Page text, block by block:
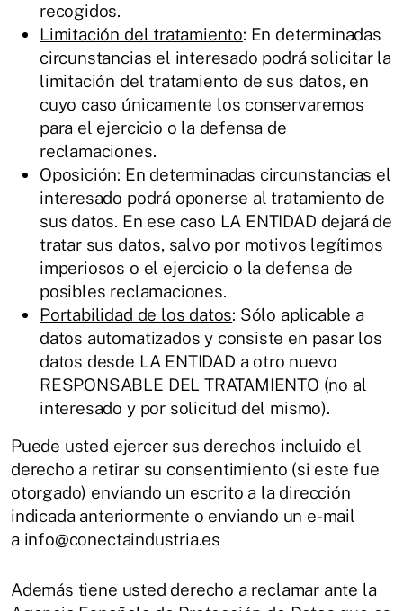
recogidos.
Limitación del tratamiento: En determinadas
circunstancias el interesado podrá solicitar la
limitación del tratamiento de sus datos, en
cuyo caso únicamente los conservaremos
para el ejercicio o la defensa de
reclamaciones.
Oposición: En determinadas circunstancias el
interesado podrá oponerse al tratamiento de
sus datos. En ese caso LA ENTIDAD dejará de
tratar sus datos, salvo por motivos legítimos
imperiosos o el ejercicio o la defensa de
posibles reclamaciones.
Portabilidad de los datos: Sólo aplicable a
datos automatizados y consiste en pasar los
datos desde LA ENTIDAD a otro nuevo
RESPONSABLE DEL TRATAMIENTO (no al
interesado y por solicitud del mismo).
Puede usted ejercer sus derechos incluido el
derecho a retirar su consentimiento (si este fue
otorgado) enviando un escrito a la dirección
indicada anteriormente o enviando un e-mail
a info@conectaindustria.es
Además tiene usted derecho a reclamar ante la